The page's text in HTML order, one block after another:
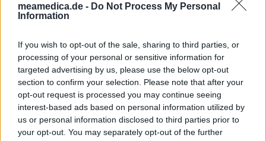
meamedica.de - Do Not Process My Personal
Information
If you wish to opt-out of the sale, sharing to third parties, or
processing of your personal or sensitive information for
targeted advertising by us, please use the below opt-out
section to confirm your selection. Please note that after your
opt-out request is processed you may continue seeing
interest-based ads based on personal information utilized by
us or personal information disclosed to third parties prior to
your opt-out. You may separately opt-out of the further
nutzergenerierter Inhalt. Diese werden vor der Veröffentlichung
gelesen und teilweise überarbeitet, um unseren Standards (für
setzen von unseren Benutzern keine nachgewiesenen
medizinischen Kenntnisse voraus um ihre Meinungen
auszutauschen. Auf diese Weise geben die beschriebenen
Meinungen und Erfahrungen nur die Ansichten der jeweiligen
Autoren wieder und nicht jene des Eigentümers dieser Website.
Bitte beachten Sie, dass eine Erfahrung von Person zu Person
unterschiedlich sein kann und dass Sie sich immer an Ihren Arzt
oder Apotheker wenden sollten, um medizinischen Rat zu